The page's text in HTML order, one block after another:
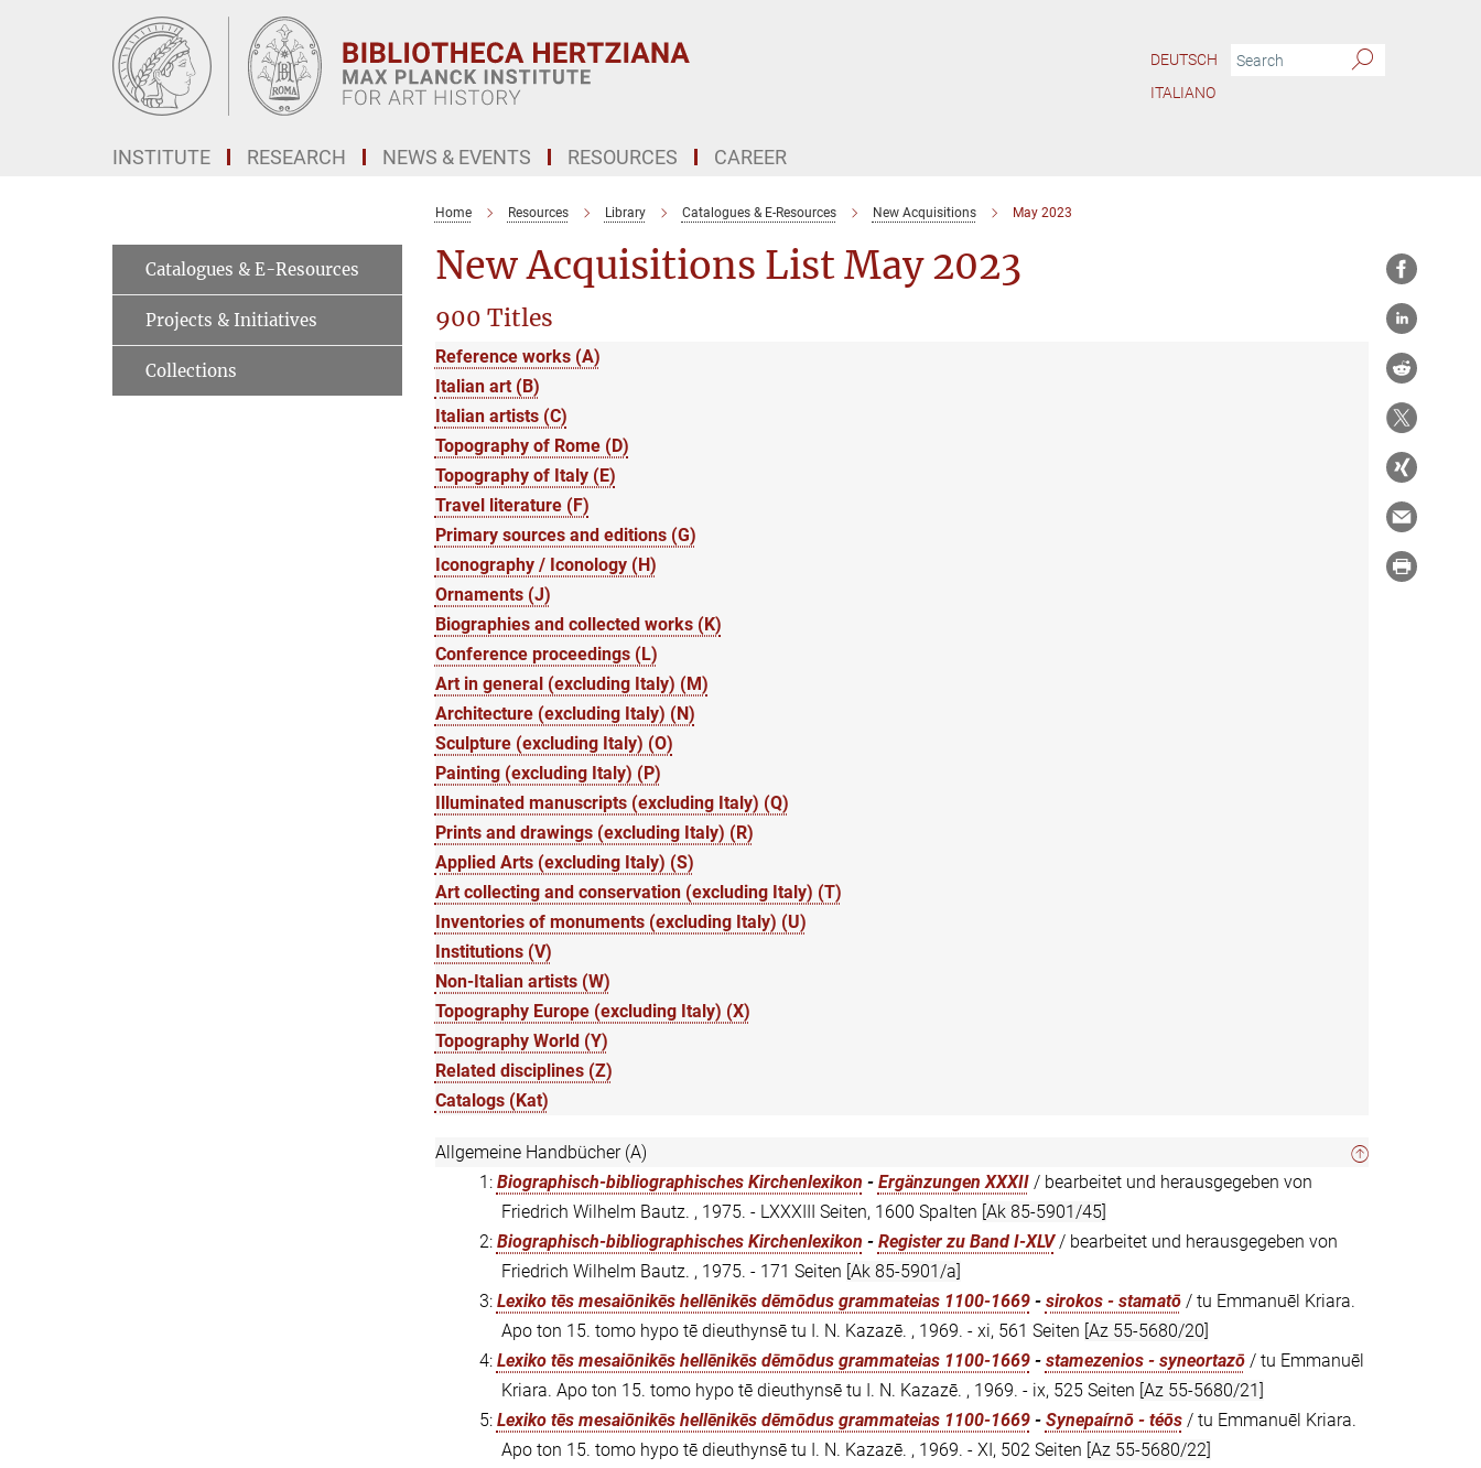
DEUTSCH
ITALIANO
INSTITUTE RESEARCH NEWS & EVENTS RESOURCES CAREER
Home Resources Library Catalogues & E-Resources New Acquisitions May 2023
New Acquisitions List May 2023
900 Titles
Reference works (A)
Italian art (B)
Italian artists (C)
Topography of Rome (D)
Topography of Italy (E)
Travel literature (F)
Primary sources and editions (G)
Iconography / Iconology (H)
Ornaments (J)
Biographies and collected works (K)
Conference proceedings (L)
Art in general (excluding Italy) (M)
Architecture (excluding Italy) (N)
Sculpture (excluding Italy) (O)
Painting (excluding Italy) (P)
Illuminated manuscripts (excluding Italy) (Q)
Prints and drawings (excluding Italy) (R)
Applied Arts (excluding Italy) (S)
Art collecting and conservation (excluding Italy) (T)
Inventories of monuments (excluding Italy) (U)
Institutions (V)
Non-Italian artists (W)
Topography Europe (excluding Italy) (X)
Topography World (Y)
Related disciplines (Z)
Catalogs (Kat)
Allgemeine Handbücher (A)
1: Biographisch-bibliographisches Kirchenlexikon - Ergänzungen XXXII/ bearbeitet und herausgegeben von
Friedrich Wilhelm Bautz. , 1975. - LXXXIII Seiten, 1600 Spalten [Ak 85-5901/45]
2: Biographisch-bibliographisches Kirchenlexikon - Register zu Band I-XLV/ bearbeitet und herausgegeben von
Friedrich Wilhelm Bautz. , 1975. - 171 Seiten [Ak 85-5901/a]
3: Lexiko tēs mesaiōnikēs hellēnikēs dēmōdus grammateias 1100-1669- sirokos - stamatō/ tu Emmanuēl Kriara.
Apo ton 15. tomo hypo tē dieuthynsē tu I. N. Kazazē. , 1969. - xi, 561 Seiten [Az 55-5680/20]
4: Lexiko tēs mesaiōnikēs hellēnikēs dēmōdus grammateias 1100-1669- stamezenios - syneortazō/ tu Emmanuēl
Kriara. Apo ton 15. tomo hypo tē dieuthynsē tu I. N. Kazazē. , 1969. - ix, 525 Seiten [Az 55-5680/21]
5: Lexiko tēs mesaiōnikēs hellēnikēs dēmōdus grammateias 1100-1669- Synepaírnō - téōs/ tu Emmanuēl Kriara.
Apo ton 15. tomo hypo tē dieuthynsē tu I. N. Kazazē. , 1969. - XI, 502 Seiten [Az 55-5680/22]
Catalogues & E-Resources
Projects & Initiatives
Collections